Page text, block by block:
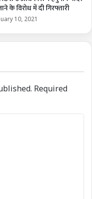
के विरोध में दी गिरफ्तारी
10, 2021
Required